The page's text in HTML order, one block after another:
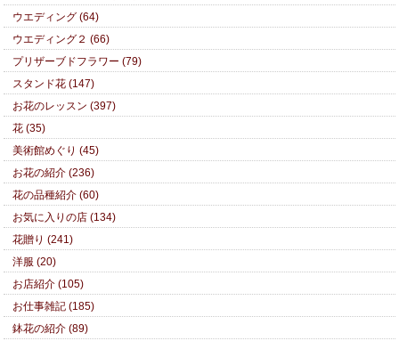
ウエディング (64)
ウエディング２ (66)
プリザーブドフラワー (79)
スタンド花 (147)
お花のレッスン (397)
花 (35)
美術館めぐり (45)
お花の紹介 (236)
花の品種紹介 (60)
お気に入りの店 (134)
花贈り (241)
洋服 (20)
お店紹介 (105)
お仕事雑記 (185)
鉢花の紹介 (89)